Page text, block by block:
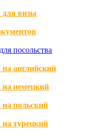
для визы
посольства
английский
на немецкий
на польский
на турецкий